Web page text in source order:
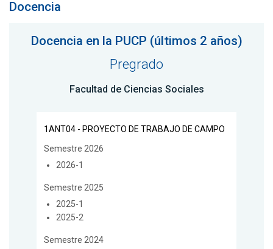
Docencia
Docencia en la PUCP (últimos 2 años)
Pregrado
Facultad de Ciencias Sociales
1ANT04 - PROYECTO DE TRABAJO DE CAMPO
Semestre 2026
2026-1
Semestre 2025
2025-1
2025-2
Semestre 2024